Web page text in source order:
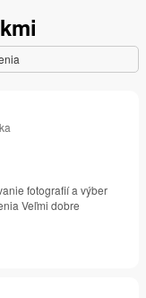
fotografií a výber
Veľmi dobre